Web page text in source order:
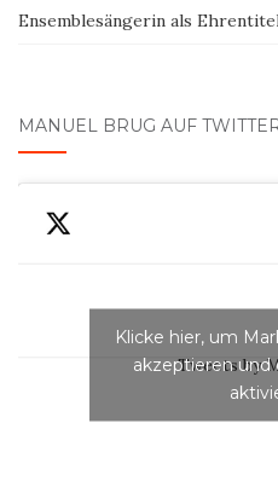
Ensemblesängerin als
MANUEL BRUG AUF
Tweets by
Klicke hier, um
akzeptieren und